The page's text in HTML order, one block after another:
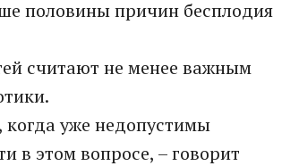
половины причин бесплодия
считают не менее важным
уже недопустимы
в этом вопросе, – говорит